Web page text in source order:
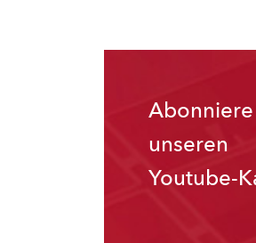
Abonniere
unseren
Youtube-